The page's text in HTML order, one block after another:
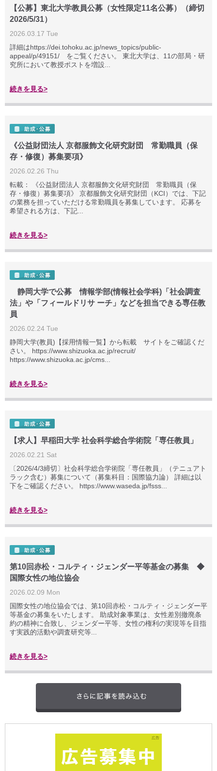
【公募】東北大学教員公募（女性限定11名公募）（締切
2026/5/31）
2026.03.17 Tue
詳細はhttps://dei.tohoku.ac.jp/news_topics/public-
appeal/p/49151/ をご覧ください。 東北大学は、11の部局・研
究所において教授ポストを増設...
続きを見る>
《公益財団法人 京都服飾文化研究財団 常勤職員（保
存・修復）募集要項》
2026.02.26 Thu
転載： 《公益財団法人 京都服飾文化研究財団 常勤職員（保
存・修復）募集要項》 京都服飾文化研究財団（KCI）では、下記
の業務を担っていただける常勤職員を募集しています。 応募を
希望される方は、下記...
続きを見る>
静岡大学で公募 情報学部(情報社会学科)「社会調査
法」や「フィールドリサ ーチ」などを担当できる専任教
員
2026.02.24 Tue
静岡大学(教員)【採用情報一覧】から転載 サイトをご確認くだ
さい。 https://www.shizuoka.ac.jp/recruit/
https://www.shizuoka.ac.jp/cms...
続きを見る>
【求人】早稲田大学 社会科学総合学術院「専任教員」
2026.02.21 Sat
〔2026/4/3締切〕社会科学総合学術院「専任教員」（テニュアト
ラック含む）募集について（募集科目：国際協力論） 詳細は以
下をご確認ください。 https://www.waseda.jp/fsss...
続きを見る>
第10回赤松・コルティ・ジェンダー平等基金の募集 ◆
国際女性の地位協会
2026.02.09 Mon
国際女性の地位協会では、第10回赤松・コルティ・ジェンダー平
等基金の募集をいたします。 助成対象事業は、女性差別撤廃条
約の精神に合致し、ジェンダー平等、女性の権利の実現等を目指
す実践的活動や調査研究等...
続きを見る>